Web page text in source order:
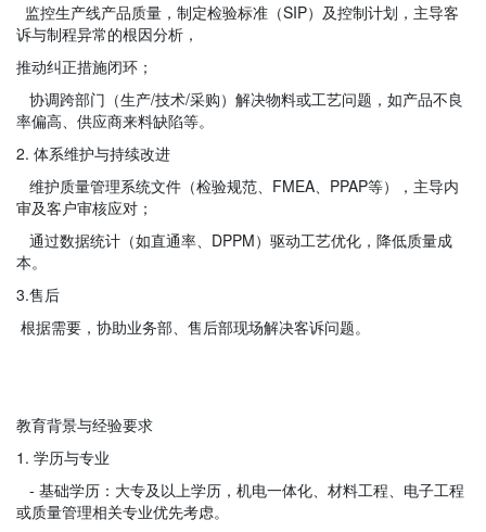
监控生产线产品质量，制定检验标准（SIP）及控制计划，主导客
诉与制程异常的根因分析，
推动纠正措施闭环；
协调跨部门（生产/技术/采购）解决物料或工艺问题，如产品不良
率偏高、供应商来料缺陷等。
2. 体系维护与持续改进
维护质量管理系统文件（检验规范、FMEA、PPAP等），主导内
审及客户审核应对；
通过数据统计（如直通率、DPPM）驱动工艺优化，降低质量成
本。
3.售后
根据需要，协助业务部、售后部现场解决客诉问题。
教育背景与经验要求
1. 学历与专业
- 基础学历：大专及以上学历，机电一体化、材料工程、电子工程
或质量管理相关专业优先考虑。